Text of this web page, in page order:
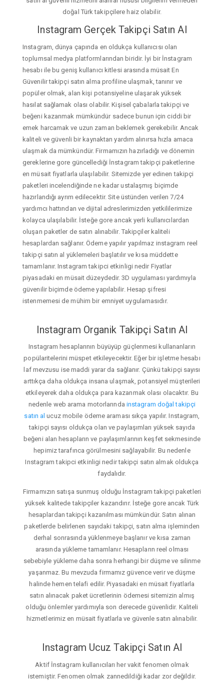
doğal Türk takipçilere haiz olabilir.
Instagram Gerçek Takipçi Satın Al
Instagram, dünya çapında en oldukça kullanıcısı olan
toplumsal medya platformlarından biridir. İyi bir İnstagram
hesabı ile bu geniş kullanıcı kitlesi arasında müsait En
Güvenilir takipçi satın alma profiline ulaşmak, tanınır ve
popüler olmak, alan kişi potansiyeline ulaşarak yüksek
hasılat sağlamak olası olabilir. Kişisel çabalarla takipçi ve
beğeni kazanmak mümkündür sadece bunun için ciddi bir
emek harcamak ve uzun zaman beklemek gerekebilir. Ancak
kaliteli ve güvenli bir kaynaktan yardım alınırsa hızla amaca
ulaşmak da mümkündür. Firmamızın hazırladığı ve dönemin
gereklerine gore güncellediği İnstagram takipçi paketlerine
en müsait fiyatlarla ulaşılabilir. Sitemizde yer edinen takipçi
paketleri incelendiğinde ne kadar ustalaşmış biçimde
hazırlandığı ayrım edilecektir. Site üstünden verilen 7/24
yardımcı hattından ve dijital adreslerimizden yetkililerimize
kolayca ulaşılabilir. İsteğe gore ancak yerli kullanıcılardan
oluşan paketler de satın alınabilir. Takipçiler kaliteli
hesaplardan sağlanır. Ödeme yapılır yapılmaz instagram reel
takipçi satın al yüklemeleri başlatılır ve kısa müddette
tamamlanır. Instagram takipci etkinligi nedir Fiyatlar
piyasadaki en müsait düzeydedir. 3D uygulaması yardımıyla
güvenilir biçimde ödeme yapılabilir. Hesap şifresi
istenmemesi de mühim bir emniyet uygulamasıdır.
Instagram Organik Takipçi Satın Al
Instagram hesaplarının büyüyüp güçlenmesi kullananların
popülaritelerini müspet etkileyecektir. Eğer bir işletme hesabı
laf mevzusu ise maddi yarar da sağlanır. Çünkü takipçi sayısı
arttıkça daha oldukça insana ulaşmak, potansiyel müşterileri
etkileyerek daha oldukça para kazanmak olası olacaktır. Bu
nedenle web arama motorlarında instagram doğal takipçi
satın al ucuz mobile ödeme araması sıkça yapılır. Instagram,
takipçi sayısı oldukça olan ve paylaşımları yüksek sayıda
beğeni alan hesapların ve paylaşımlarının keşfet sekmesinde
hepimiz tarafınca görülmesini sağlayabilir. Bu nedenle
Instagram takipci etkinligi nedir takipçi satın almak oldukça
faydalıdır.
Firmamızın satışa sunmuş olduğu İnstagram takipçi paketleri
yüksek kalitede takipçiler kazandırır. İsteğe gore ancak Türk
hesaplardan takipçi kazanılması mümkündür. Satın alınan
paketlerde belirlenen sayıdaki takipçi, satın alma işleminden
derhal sonrasında yüklenmeye başlanır ve kısa zaman
arasında yükleme tamamlanır. Hesapların reel olması
sebebiyle yükleme daha sonra herhangi bir düşme ve silinme
yaşanmaz. Bu mevzuda firmamız güvence verir ve düşme
halinde hemen telafi edilir. Piyasadaki en müsait fiyatlarla
satın alınacak paket ücretlerinin ödemesi sitemizin almış
olduğu önlemler yardımıyla son derecede güvenlidir. Kaliteli
hizmetlerimiz en müsait fiyatlarla ve güvenle satın alınabilir.
Instagram Ucuz Takipçi Satın Al
Aktif İnstagram kullanıcıları her vakit fenomen olmak
istemiştir. Fenomen olmak zannedildiği kadar zor değildir.